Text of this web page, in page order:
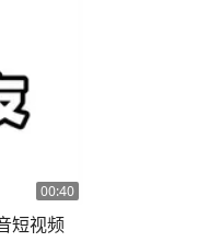
00:40
短视频